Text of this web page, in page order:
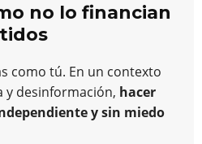
no lo financian
como tú. En un contexto
y desinformación, hacer
y sin miedo